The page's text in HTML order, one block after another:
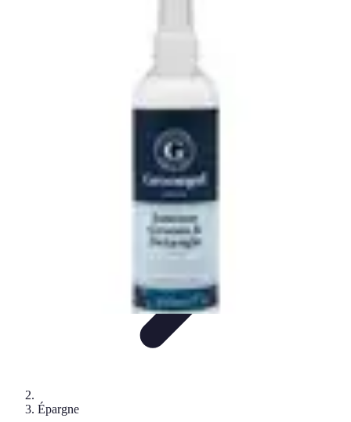
Épargne et
Épargne